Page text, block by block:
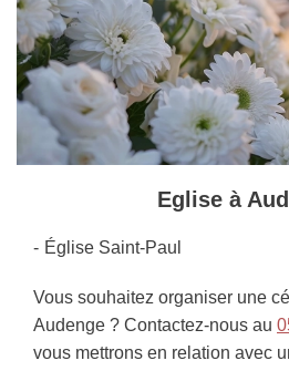
Eglise à
Église Saint-Paul
Vous souhaitez organiser une
Audenge ? Contactez-nous au
vous mettrons en relation avec